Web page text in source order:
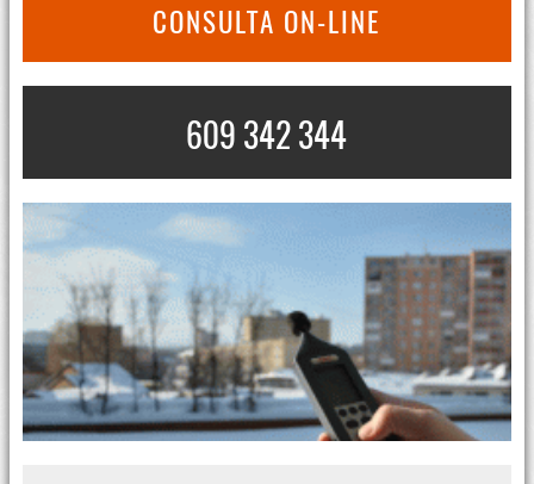
CONSULTA ON-LINE
609 342 344